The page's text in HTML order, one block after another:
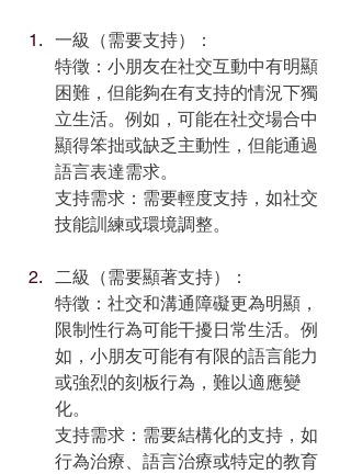
一級（需要支持）：
特徵：小朋友在社交互動中有明顯
困難，但能夠在有支持的情況下獨
立生活。例如，可能在社交場合中
顯得笨拙或缺乏主動性，但能通過
語言表達需求。
支持需求：需要輕度支持，如社交
技能訓練或環境調整。
二級（需要顯著支持）：
特徵：社交和溝通障礙更為明顯，
限制性行為可能干擾日常生活。例
如，小朋友可能有有限的語言能力
或強烈的刻板行為，難以適應變
化。
支持需求：需要結構化的支持，如
行為治療、語言治療或特定的教育